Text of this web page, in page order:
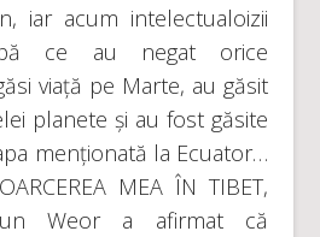
iar acum intelectualoizii
ce au negat orice
viață pe Marte, au găsit
planete și au fost găsite
menționată la Ecuator…
MEA ÎN TIBET,
Weor a afirmat că